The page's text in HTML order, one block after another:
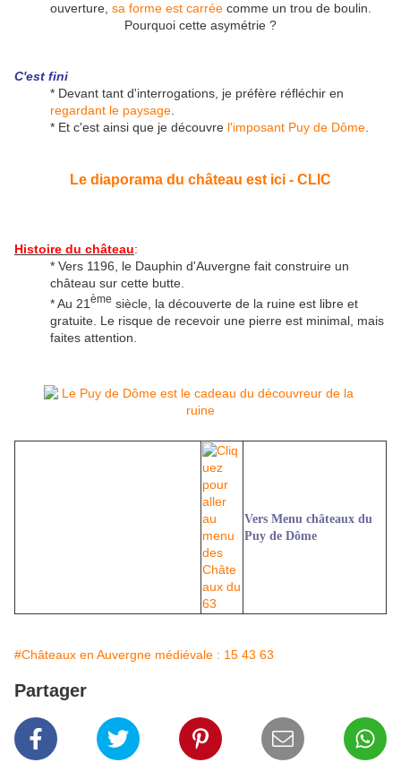
ouverture, sa forme est carrée comme un trou de boulin.
Pourquoi cette asymétrie ?
C'est fini
* Devant tant d'interrogations, je préfère réfléchir en
regardant le paysage
* Et c'est ainsi que je découvre l'imposant Puy de Dôme
Le diaporama du château est ici - CLIC
Histoire du château:
* Vers 1196, le Dauphin d'Auvergne fait construire un
château sur cette butte.
* Au 21 ème siècle, la découverte de la ruine est libre et
gratuite. Le risque de recevoir une pierre est minimal, mais
faites attention.
Vers Menu châteaux du
Puy de Dôme
#Châteaux en Auvergne médiévale : 15 43 63
Partager